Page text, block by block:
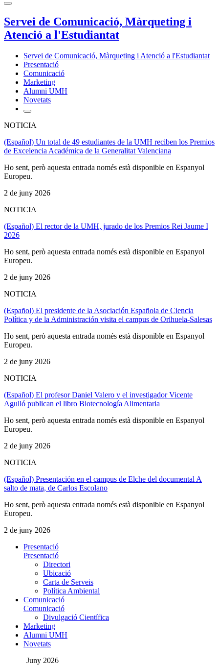
Servei de Comunicació, Màrqueting i
Atenció a l'Estudiantat
Servei de Comunicació, Màrqueting i Atenció a l'Estudiantat
Presentació
Comunicació
Marketing
Alumni UMH
Novetats
NOTICIA
(Español) Un total de 49 estudiantes de la UMH reciben los Premios
de Excelencia Académica de la Generalitat Valenciana
Ho sent, però aquesta entrada només està disponible en Espanyol
Europeu.
2 de juny 2026
NOTICIA
(Español) El rector de la UMH, jurado de los Premios Rei Jaume I
2026
Ho sent, però aquesta entrada només està disponible en Espanyol
Europeu.
2 de juny 2026
NOTICIA
(Español) El presidente de la Asociación Española de Ciencia
Política y de la Administración visita el campus de Orihuela-Salesas
Ho sent, però aquesta entrada només està disponible en Espanyol
Europeu.
2 de juny 2026
NOTICIA
(Español) El profesor Daniel Valero y el investigador Vicente
Agulló publican el libro Biotecnología Alimentaria
Ho sent, però aquesta entrada només està disponible en Espanyol
Europeu.
2 de juny 2026
NOTICIA
(Español) Presentación en el campus de Elche del documental A
salto de mata, de Carlos Escolano
Ho sent, però aquesta entrada només està disponible en Espanyol
Europeu.
2 de juny 2026
Presentació
Presentació
Directori
Ubicació
Carta de Serveis
Política Ambiental
Comunicació
Comunicació
Divulgació Científica
Marketing
Alumni UMH
Novetats
Juny 2026